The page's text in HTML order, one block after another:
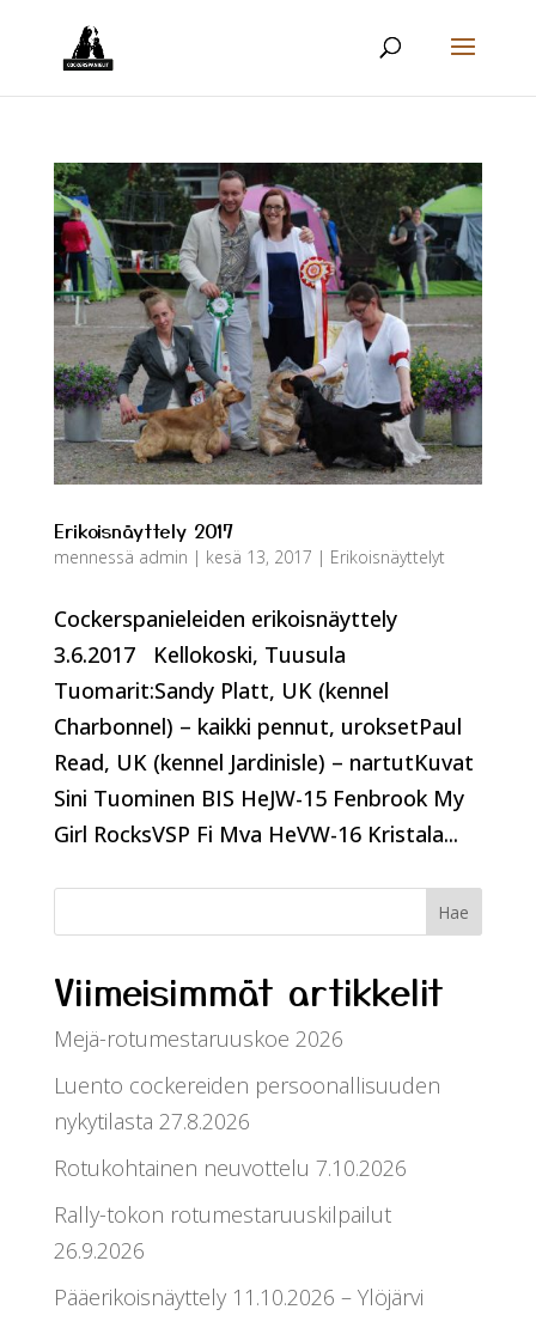
Erikoisnäyttely 2017
mennessä admin | kesä 13, 2017 | Erikoisnäyttelyt
Cockerspanieleiden erikoisnäyttely
3.6.2017 Kellokoski, Tuusula
Tuomarit:Sandy Platt, UK (kennel
Charbonnel) – kaikki pennut, uroksetPaul
Read, UK (kennel Jardinisle) – nartutKuvat
Sini Tuominen BIS HeJW-15 Fenbrook My
Girl RocksVSP Fi Mva HeVW-16 Kristala...
Viimeisimmät artikkelit
Mejä-rotumestaruuskoe 2026
Luento cockereiden persoonallisuuden
nykytilasta 27.8.2026
Rotukohtainen neuvottelu 7.10.2026
Rally-tokon rotumestaruuskilpailut
26.9.2026
Pääerikoisnäyttely 11.10.2026 – Ylöjärvi